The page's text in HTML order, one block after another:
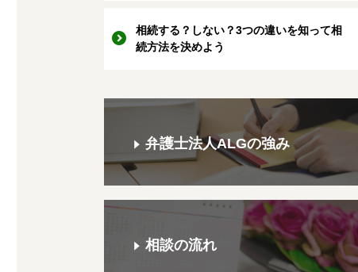
相続する？しない？3つの違いを知って相
続方法を決めよう
弁護士法人ALGの強み
相談の流れ